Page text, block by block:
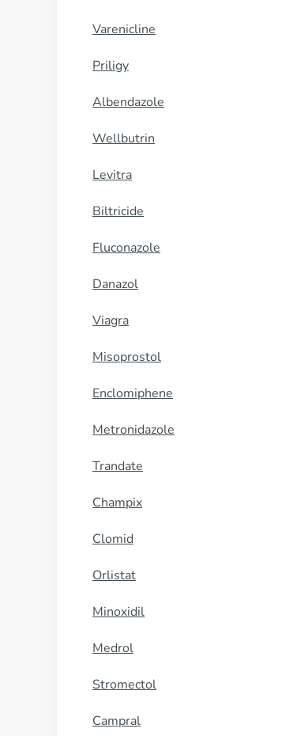
Varenicline
Priligy
Albendazole
Wellbutrin
Levitra
Biltricide
Fluconazole
Danazol
Viagra
Misoprostol
Enclomiphene
Metronidazole
Trandate
Champix
Clomid
Orlistat
Minoxidil
Medrol
Stromectol
Campral